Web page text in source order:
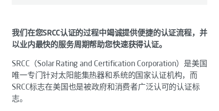
我们在您SRCC认证的过程中竭诚提供便捷的认证流程，并
以业内最快的服务周期帮助您快速获得认证。
SRCC（Solar Rating and Certification Corporation）是美国
唯一专门针对太阳能集热器和系统的国家认证机构，而
SRCC标志在美国也是被政府和消费者广泛认可的认证标
志。